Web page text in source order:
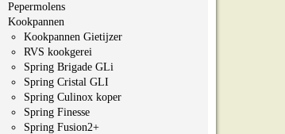
Pepermolens
Kookpannen
Kookpannen Gietijzer
RVS kookgerei
Spring Brigade GLi
Spring Cristal GLI
Spring Culinox koper
Spring Finesse
Spring Fusion2+